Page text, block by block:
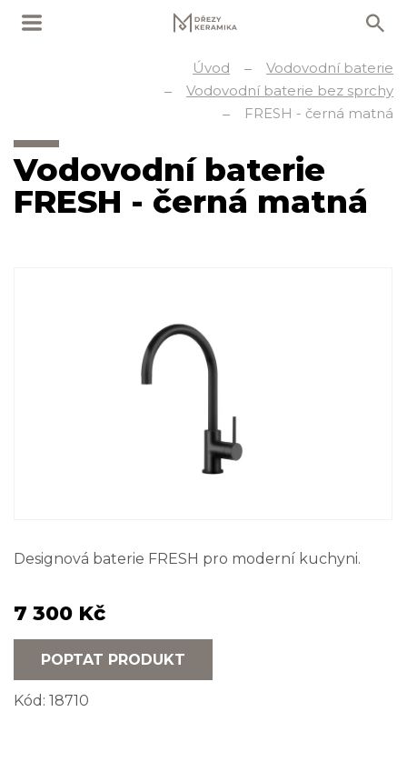
Úvod
Vodovodní baterie
Vodovodní baterie bez sprchy
FRESH - černá matná
Vodovodní baterie
FRESH - černá matná
Designová baterie FRESH pro moderní kuchyni.
7 300 Kč
POPTAT PRODUKT
Kód: 18710